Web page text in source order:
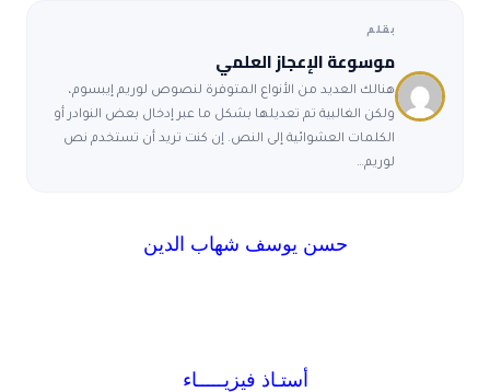
بقلم
موسوعة الإعجاز العلمي
هنالك العديد من الأنواع المتوفرة لنصوص لوريم إيبسوم،
ولكن الغالبية تم تعديلها بشكل ما عبر إدخال بعض النوادر أو
الكلمات العشوائية إلى النص. إن كنت تريد أن تستخدم نص
لوريم…
حسن يوسف شهاب الدين
أستـاذ فيزيـــــاء